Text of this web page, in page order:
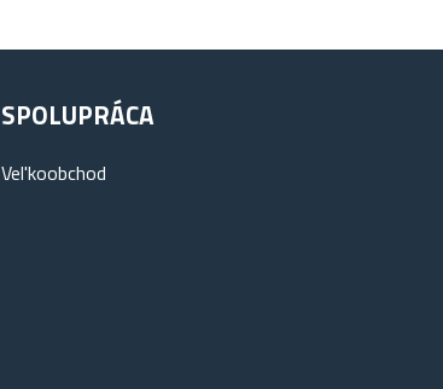
SPOLUPRÁCA
Vel'koobchod